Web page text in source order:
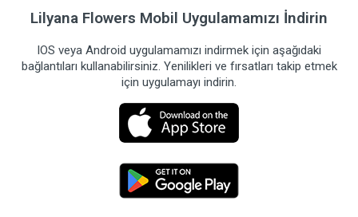
Lilyana Flowers Mobil Uygulamamızı İndirin
IOS veya Android uygulamamızı indirmek için aşağıdaki
bağlantıları kullanabilirsiniz. Yenilikleri ve fırsatları takip etmek
için uygulamayı indirin.